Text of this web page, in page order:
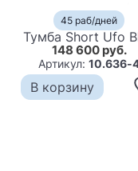
45 раб/дней
Тумба Short Ufo
148 600 руб.
Артикул:10.636-
В корзину